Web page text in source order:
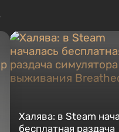
Халява: в Steam
бесплатная раздача